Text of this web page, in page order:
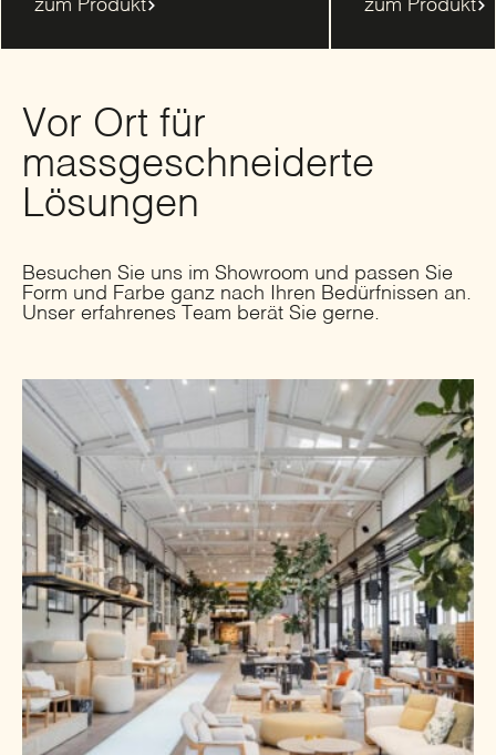
zum Produkt zum Produkt
Vor Ort für
massgeschneiderte
Lösungen
Besuchen Sie uns im Showroom und passen Sie
Form und Farbe ganz nach Ihren Bedürfnissen an.
Unser erfahrenes Team berät Sie gerne.